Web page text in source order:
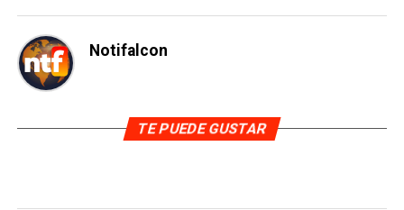
Notifalcon
TE PUEDE GUSTAR